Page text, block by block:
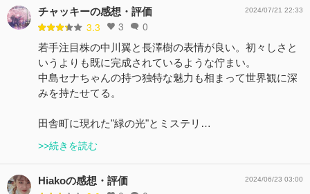
チャッキーの感想・評価
3.3 3 0
2024/07/21 22:33
若手注目株の中川翼と長澤樹の表情が良い。初々しさと
いうよりも既に完成されているような佇まい。
中島セナちゃんの持つ独特な魅力も相まって世界観に深
みを持たせてる。
田舎町に現れた"緑の光"とミステリ…
>>続きを読む
Hiakoの感想・評価 2024/06/23 03:00